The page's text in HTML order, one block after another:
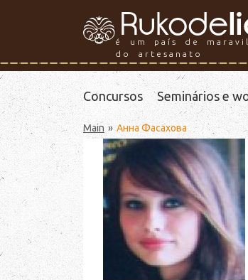
é um país de
do artesanato
Concursos Seminários e
Main Анна Фасахова